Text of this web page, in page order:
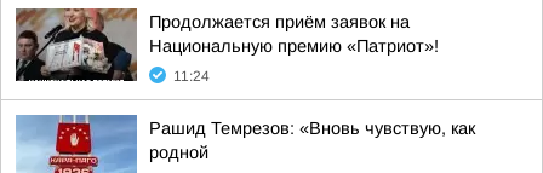
Продолжается приём заявок на
Национальную премию «Патриот»!
11:24
Рашид Темрезов: «Вновь чувствую, как
родной